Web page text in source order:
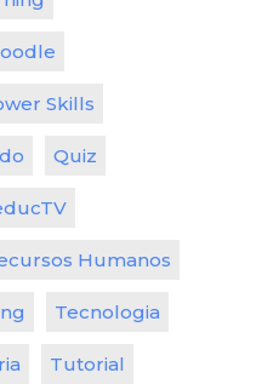
Skills
Quiz
Humanos
Tecnologia
Tutorial